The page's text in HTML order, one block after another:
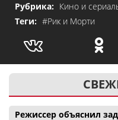
Рубрика: Кино и
Теги: #Рик и Морти
Режиссер объяснил